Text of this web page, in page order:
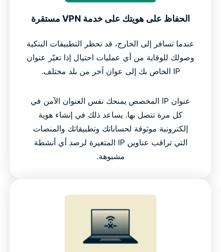
الحفاظ على هويتك على خدمة VPN مستقرة
عندما تسافر إلى الخارج، قد تحظر التطبيقات البنكية
وصولك للوقاية من أي عمليات احتيال إذا تغيّر عنوان
IP الخاص بك إلى عوان آخر من بلد مختلف.
عنوان IP المخصص يمنحك نفس العنوان الآمن في
كل مرة تتصل بها. يساعد ذلك في إنشاء هوية
إلكترونية موثوقة لحساباتك وتطبيقاتك والمنصات
التي تراقب عناوين IP المتغيرة لرصد أي أنشطة
مشبوهة.